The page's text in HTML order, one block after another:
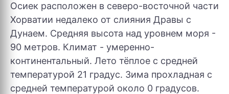
Осиек расположен в северо-восточной части
Хорватии недалеко от слияния Дравы с
Дунаем. Средняя высота над уровнем моря -
90 метров. Климат - умеренно-
континентальный. Лето тёплое с средней
температурой 21 градус. Зима прохладная с
средней температурой около 0 градусов.